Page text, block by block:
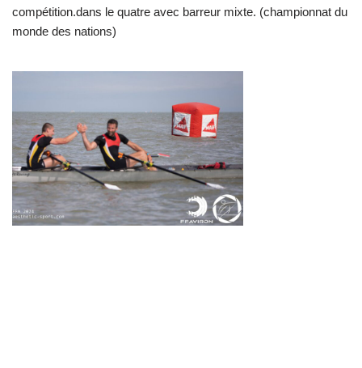
compétition.dans le quatre avec barreur mixte. (championnat du
monde des nations)